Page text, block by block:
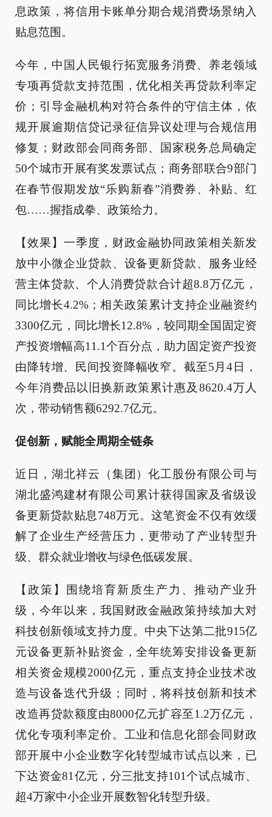
息政策，将信用卡账单分期合规消费场景纳入
贴息范围。
今年，中国人民银行拓宽服务消费、养老领域
专项再贷款支持范围，优化相关再贷款利率定
价；引导金融机构对符合条件的守信主体，依
规开展逾期信贷记录征信异议处理与合规信用
修复；财政部会同商务部、国家税务总局确定
50个城市开展有奖发票试点；商务部联合9部门
在春节假期发放“乐购新春”消费券、补贴、红
包……握指成拳、政策给力。
【效果】一季度，财政金融协同政策相关新发
放中小微企业贷款、设备更新贷款、服务业经
营主体贷款、个人消费贷款合计超8.8万亿元，
同比增长4.2%；相关政策累计支持企业融资约
3300亿元，同比增长12.8%，较同期全国固定资
产投资增幅高11.1个百分点，助力固定资产投资
由降转增、民间投资降幅收窄。截至5月4日，
今年消费品以旧换新政策累计惠及8620.4万人
次，带动销售额6292.7亿元。
促创新，赋能全周期全链条
近日，湖北祥云（集团）化工股份有限公司与
湖北盛鸿建材有限公司累计获得国家及省级设
备更新贷款贴息748万元。这笔资金不仅有效缓
解了企业生产经营压力，更带动了产业转型升
级、群众就业增收与绿色低碳发展。
【政策】围绕培育新质生产力、推动产业升
级，今年以来，我国财政金融政策持续加大对
科技创新领域支持力度。中央下达第二批915亿
元设备更新补贴资金，全年统筹安排设备更新
相关资金规模2000亿元，重点支持企业技术改
造与设备迭代升级；同时，将科技创新和技术
改造再贷款额度由8000亿元扩容至1.2万亿元，
优化专项利率定价。工业和信息化部会同财政
部开展中小企业数字化转型城市试点以来，已
下达资金81亿元，分三批支持101个试点城市、
超4万家中小企业开展数智化转型升级。